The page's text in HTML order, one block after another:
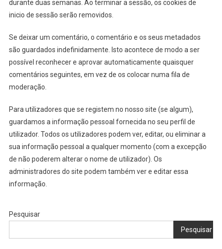
durante duas semanas. Ao terminar a sessão, os cookies de
inicio de sessão serão removidos.
Se deixar um comentário, o comentário e os seus metadados
são guardados indefinidamente. Isto acontece de modo a ser
possível reconhecer e aprovar automaticamente quaisquer
comentários seguintes, em vez de os colocar numa fila de
moderação.
Para utilizadores que se registem no nosso site (se algum),
guardamos a informação pessoal fornecida no seu perfil de
utilizador. Todos os utilizadores podem ver, editar, ou eliminar a
sua informação pessoal a qualquer momento (com a excepção
de não poderem alterar o nome de utilizador). Os
administradores do site podem também ver e editar essa
informação.
Pesquisar
Pesquisar